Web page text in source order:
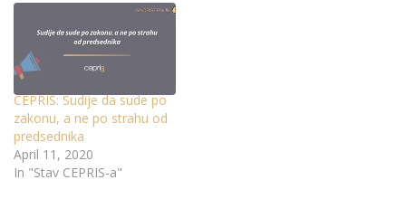
CEPRIS: Sudije da sude po
zakonu, a ne po strahu od
predsednika
April 11, 2020
In "Stav CEPRIS-a"